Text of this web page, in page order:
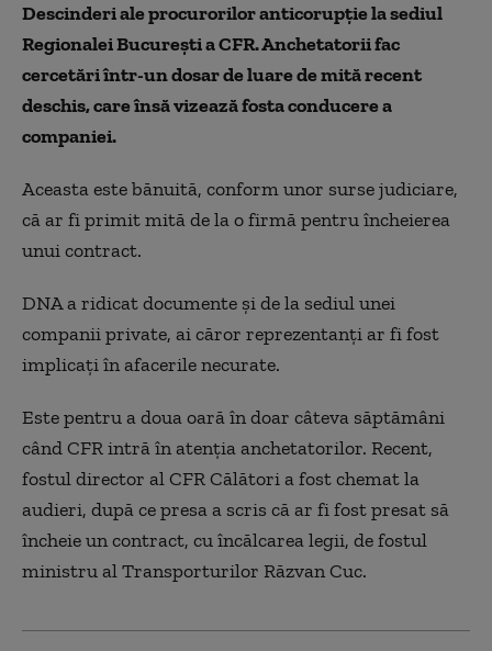
Descinderi ale procurorilor anticorupție la sediul
Regionalei București a CFR. Anchetatorii fac
cercetări într-un dosar de luare de mită recent
deschis, care însă vizează fosta conducere a
companiei.
Aceasta estebănuită, conform unor surse judiciare,
că ar fi primit mită de la o firmă pentru încheierea
unui contract.
DNAa ridicat documente și de la sediul unei
companii private, ai căror reprezentanți ar fi fost
implicați în afacerile necurate.
Este pentru a doua oară în doar câteva săptămâni
când CFR intră în atenția anchetatorilor. Recent,
fostul director al CFR Călători a fost chemat la
audieri, după ce presa a scris că ar fi fost presat să
încheie un contract, cu încălcarea legii, de fostul
ministru al Transporturilor Răzvan Cuc.